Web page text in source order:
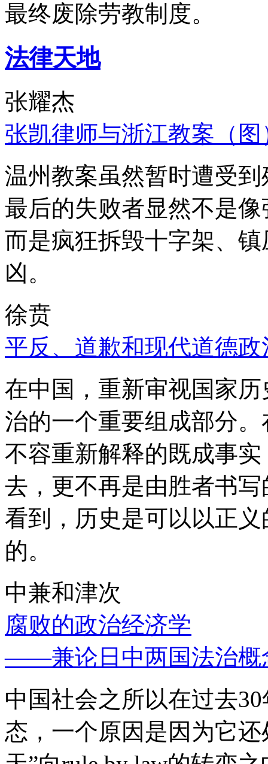
最终废除劳教制度。
法律天地
张耀杰
张凯律师与浙江教案（图
温州教案虽然暂时遭受
最后的失败者显然不是
而是疯狂拆毁十字架、
凶。
徐贲
平反、道歉和现代道德政
在中国，重新审视国家
治的一个重要组成部分
不容重新解释的既成事
去，更不再是由胜者书
看到，历史是可以以正
的。
中兼和津次
腐败的政治经济学
——兼论日中两国法治概
中国社会之所以在过去
态，一个原因是因为它